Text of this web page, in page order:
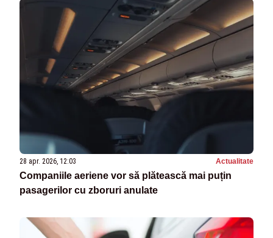
28 apr. 2026, 12:03 Actualitate
Companiile aeriene vor să plătească mai puțin
pasagerilor cu zboruri anulate